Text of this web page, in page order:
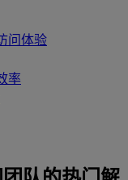
问体验
率